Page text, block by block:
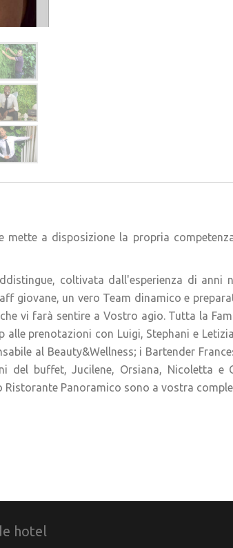
a disposizione la propria
coltivata dall'esperienza di anni
giovane, un vero Team dinamico e
vi farà sentire a Vostro agio. Tutta la
prenotazioni con Luigi, Stephani e
al Beauty&Wellness; i Bartender
del buffet, Jucilene, Orsiana, Nicoletta e
Ristorante Panoramico sono a vostra
hotel